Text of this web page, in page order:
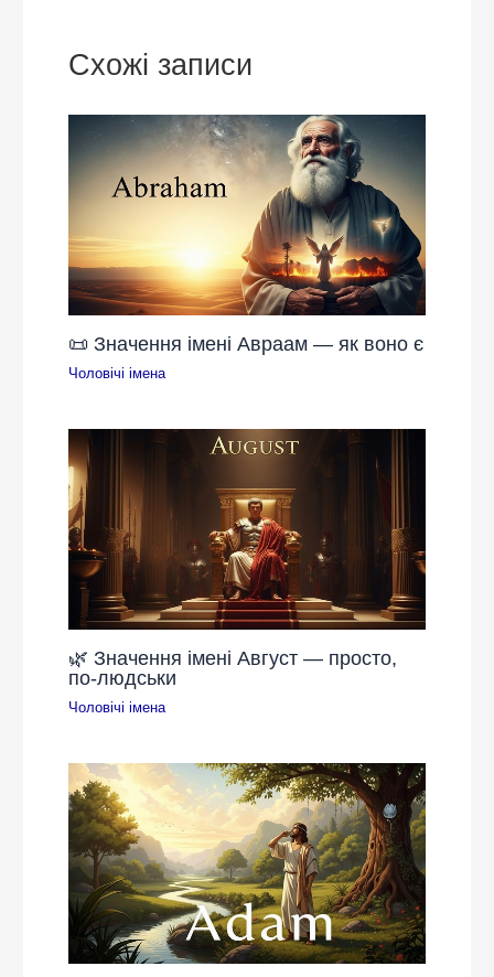
Схожі записи
📜 Значення імені Авраам — як воно є
Чоловічі імена
🌿 Значення імені Август — просто,
по-людськи
Чоловічі імена